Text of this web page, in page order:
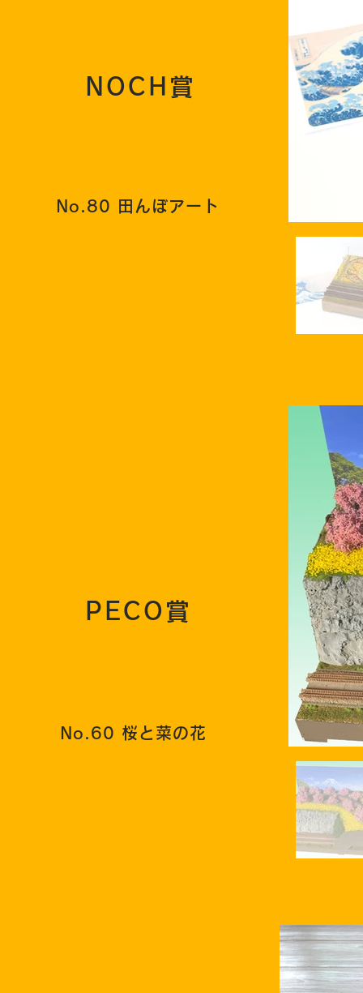
NOCH賞
No.80 田んぼアート
PECO賞
No.60 桜と菜の花